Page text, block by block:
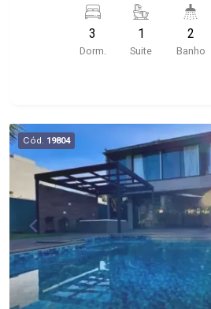
Rodovia José Fregonezi e
3
Dorm.
1
Suite
2
Banho
Cód. 19804